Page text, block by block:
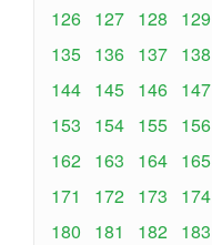
126 127 128 129
135 136 137 138
144 145 146 147
153
154 155 156
162 163 164 165
171
172 173 174
180
181 182 183